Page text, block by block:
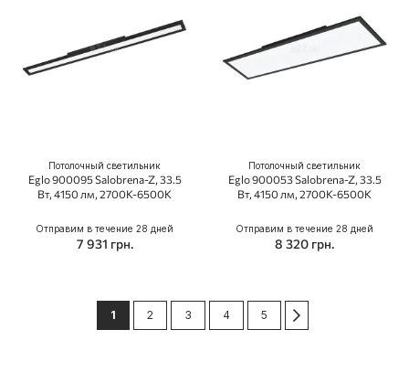
Потолочный светильник
Eglo 900095 Salobrena-Z, 33.5
Вт, 4150 лм, 2700K-6500K
Отправим в течение 28 дней
7 931 грн.
Потолочный светильник
Eglo 900053 Salobrena-Z, 33.5
Вт, 4150 лм, 2700K-6500K
Отправим в течение 28 дней
8 320 грн.
You're currently reading page
1 Сторінка
2 Сторінка
3 Сторінка
4 Сторінка
5 Сторінка
Следующий